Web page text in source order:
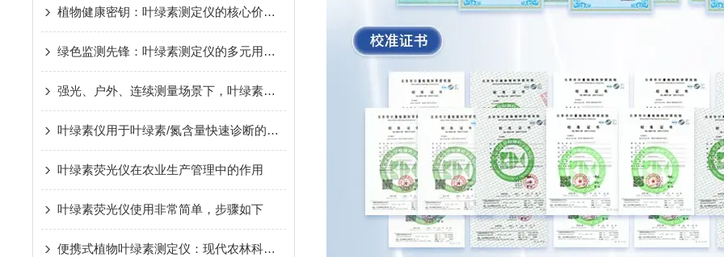
植物健康密钥：叶绿素测定仪的核心价值与深远意义
绿色监测先锋：叶绿素测定仪的多元用途全景
强光、户外、连续测量场景下，叶绿素测定仪该怎么选？
叶绿素仪用于叶绿素/氮含量快速诊断的决策逻辑与田间误区
叶绿素荧光仪在农业生产管理中的作用
叶绿素荧光仪使用非常简单，步骤如下
便携式植物叶绿素测定仪：现代农林科研的智能伙伴